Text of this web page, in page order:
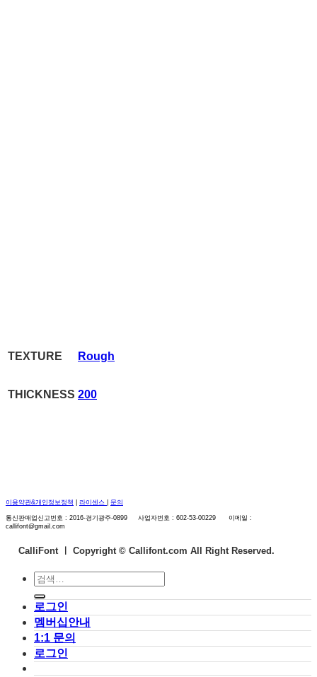
TEXTURE Rough
THICKNESS 200
이용약관&개인정보정책 라이센스 문의
통신판매업신고번호 : 2016-경기광주-0899 사업자번호 : 602-53-00229 이메일 :
callifont@gmail.com
CalliFont ㅣ Copyright © Callifont.com All Right Reserved.
검
색:
로그인
멤버십안내
1:1 문의
로그인